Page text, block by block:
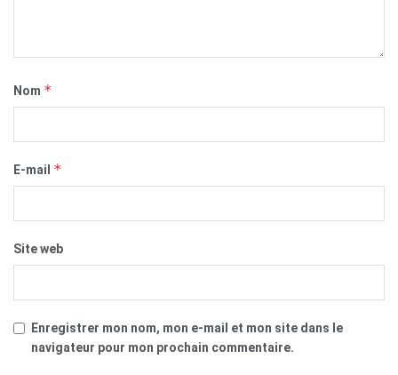
Nom *
E-mail *
Site web
Enregistrer mon nom, mon e-mail et mon site dans le
navigateur pour mon prochain commentaire.